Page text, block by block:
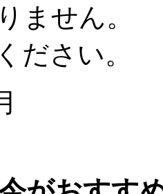
ません。
ださい。